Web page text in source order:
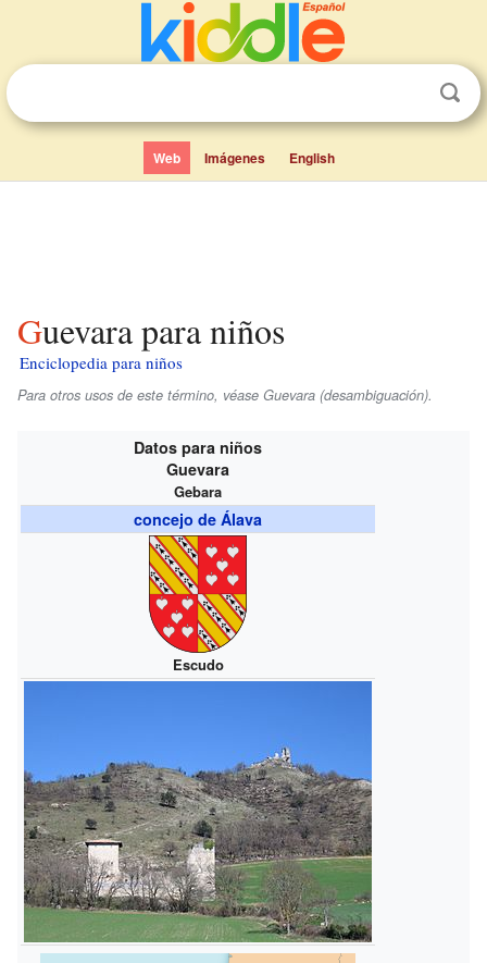
Web Imágenes English
Guevara para niños
Enciclopedia para niños
Para otros usos de este término, véase Guevara (desambiguación).
Datos para niños
Guevara
Gebara
concejo de Álava
Escudo